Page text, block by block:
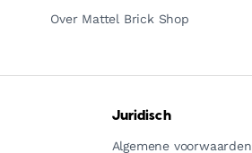
Over Mattel Brick Shop
Juridisch
Algemene voorwaarden